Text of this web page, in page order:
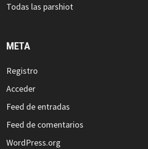
Todas las parshiot
META
Registro
Acceder
Feed de entradas
Feed de comentarios
WordPress.org